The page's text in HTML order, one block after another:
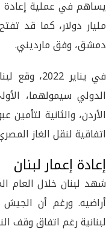
مليار دولار، كما قد
دمشق، وفق مارديني.
في يناير
الدولي سيمولهما،
الأردن، والثانية
اتفاقية لنقل الغاز
إعادة إعمار لبنان
شهد لبنان خلال العام
أراضيه. ورغم أن
لبنانية رغم اتفاق وقف